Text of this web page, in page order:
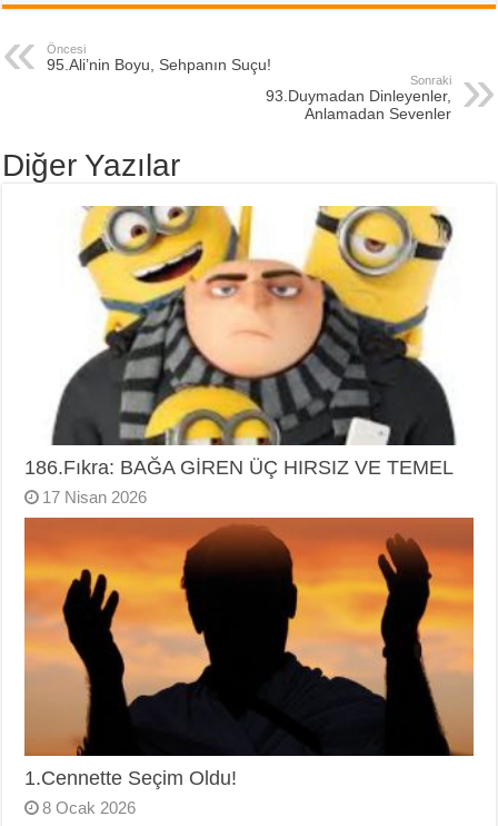
Öncesi
95.Ali’nin Boyu, Sehpanın Suçu!
Sonraki
93.Duymadan Dinleyenler,
Anlamadan Sevenler
Diğer Yazılar
186.Fıkra: BAĞA GİREN ÜÇ HIRSIZ VE TEMEL
17 Nisan 2026
1.Cennette Seçim Oldu!
8 Ocak 2026